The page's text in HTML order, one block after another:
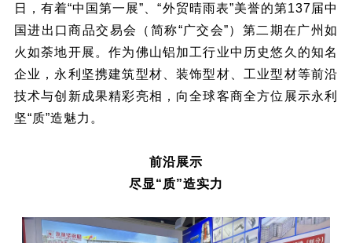
日，有着“中国第一展”、“外贸晴雨表”美誉的第137届中
国进出口商品交易会（简称“广交会”）第二期在广州如
火如荼地开展。作为佛山铝加工行业中历史悠久的知名
企业，永利坚携建筑型材、装饰型材、工业型材等前沿
技术与创新成果精彩亮相，向全球客商全方位展示永利
坚“质”造魅力。
前沿展示
尽显“质”造实力